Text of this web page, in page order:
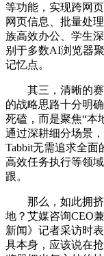
等功能，实现跨网
网页信息、批量处
族高效办公、学生
别于多数AI浏览器
记忆点。
其三，清晰的赛
的战略思路十分明
死磕，而是聚焦“本
通过深耕细分场景
Tabbit无需追求全面
高效任务执行等领
跟。
那么，如此拥挤
地？艾媒咨询CEO
新闻》记者采访时
具本身，应该说在